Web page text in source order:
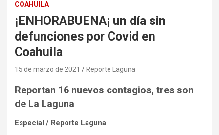
COAHUILA
¡ENHORABUENA¡ un día sin
defunciones por Covid en
Coahuila
15 de marzo de 2021 Reporte Laguna
Reportan 16 nuevos contagios, tres son
de La Laguna
Especial / Reporte Laguna